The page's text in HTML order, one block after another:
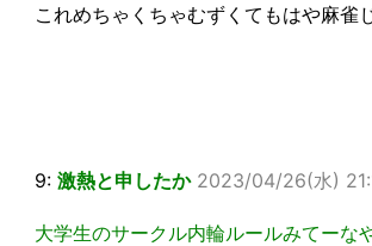
これめちゃくちゃむずくてもはや麻雀
9: 激熱と申したか 2023/04/26(水)
大学生のサークル内輪ルールみてーな